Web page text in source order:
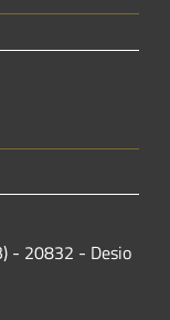
- 20832 - Desio